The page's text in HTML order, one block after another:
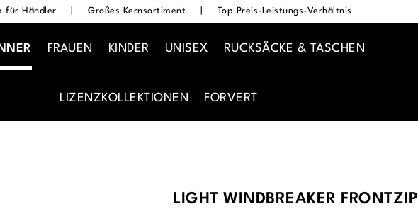
für Händler Großes Kernsortiment Top Preis-Leistungs-Verhältnis
FRAUEN KINDER UNISEX RUCKSÄCKE & TASCHEN
LIZENZKOLLEKTIONEN FORVERT
LIGHT WINDBREAKER FRONTZIP